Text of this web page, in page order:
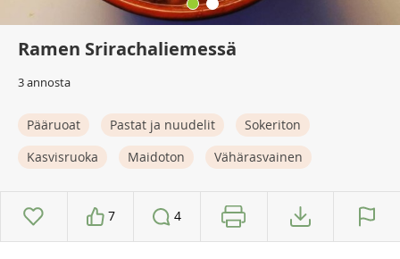
Ramen Srirachaliemessä
3 annosta
Pääruoat Pastat ja nuudelit
Sokeriton
Kasvisruoka
Maidoton Vähärasvainen
7 4